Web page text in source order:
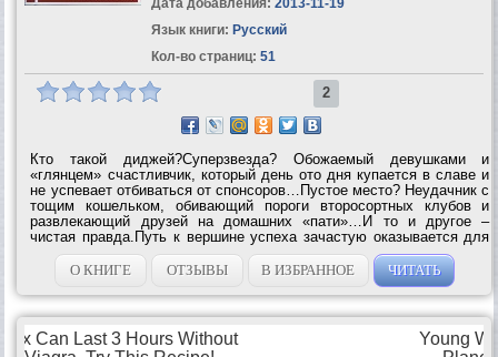
Дата добавления: 2013-11-19
Язык книги: Русский
Кол-во страниц: 51
2
Кто такой диджей?Суперзвезда? Обожаемый девушками и
«глянцем» счастливчик, который день ото дня купается в славе и
не успевает отбиваться от спонсоров…Пустое место? Неудачник с
тощим кошельком, обивающий пороги второсортных клубов и
развлекающий друзей на домашних «пати»…И то и другое –
чистая правда.Путь к вершине успеха зачастую оказывается для
диджея слишком долгим и даже опасным. Но рисковать стоит! Но
поверьте, нет ничего...
О КНИГЕ ОТЗЫВЫ В ИЗБРАННОЕ ЧИТАТЬ